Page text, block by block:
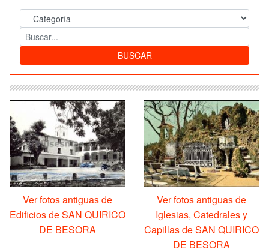
BUSCAR
Ver fotos antiguas de
Edificios de SAN QUIRICO
DE BESORA
Ver fotos antiguas de
Iglesias, Catedrales y
Capillas de SAN QUIRICO
DE BESORA